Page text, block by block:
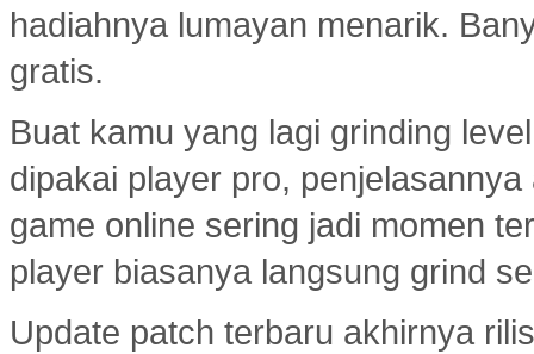
hadiahnya lumayan menarik.
gratis.
Buat kamu yang lagi grinding
dipakai player pro,
game online sering jadi momen
player biasanya langsung grind
Update patch terbaru akhirnya